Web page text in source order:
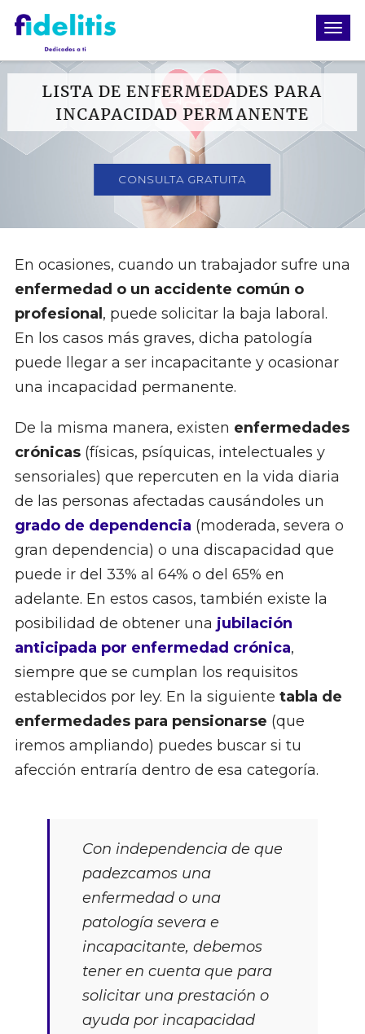
LISTA DE ENFERMEDADES PARA
INCAPACIDAD PERMANENTE
CONSULTA GRATUITA
En ocasiones, cuando un trabajador sufre una
enfermedad o un accidente común o
profesional , puede solicitar la baja laboral.
En los casos más graves, dicha patología
puede llegar a ser incapacitante y ocasionar
una incapacidad permanente.
De la misma manera, existen enfermedades
crónicas(físicas, psíquicas, intelectuales y
sensoriales) que repercuten en la vida diaria
de las personas afectadas causándoles un
grado de dependencia (moderada, severa o
gran dependencia) o una discapacidad que
puede ir del 33% al 64% o del 65% en
adelante. En estos casos, también existe la
posibilidad de obtener una jubilación
anticipada por enfermedad crónica,
siempre que se cumplan los requisitos
establecidos por ley. En la siguiente tabla de
enfermedades para pensionarse (que
iremos ampliando) puedes buscar si tu
afección entraría dentro de esa categoría.
Con independencia de que
padezcamos una
enfermedad o una
patología severa e
incapacitante, debemos
tener en cuenta que para
solicitar una prestación o
ayuda por incapacidad